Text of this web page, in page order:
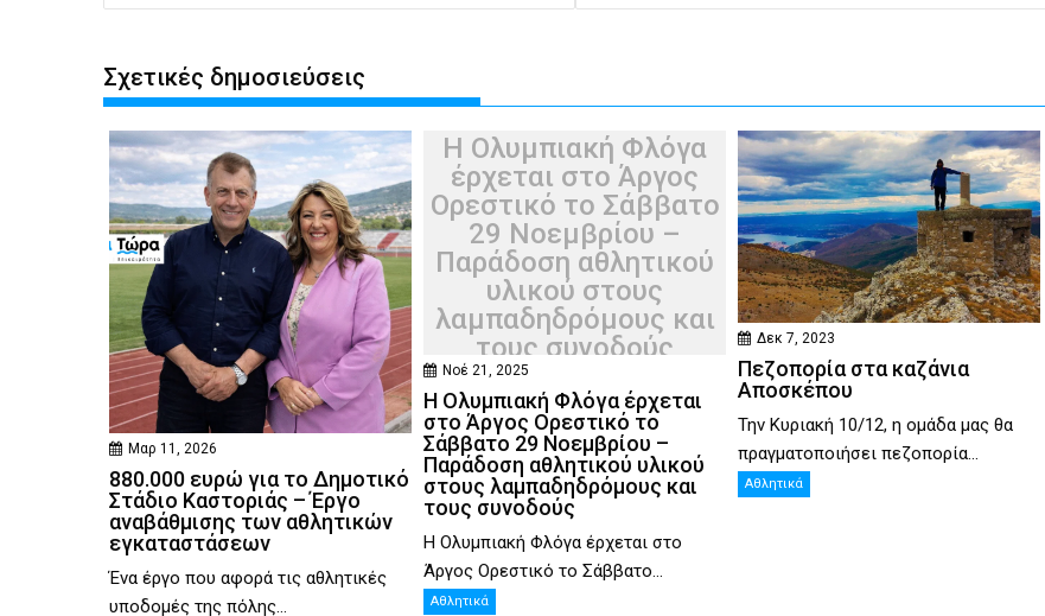
Σχετικές δημοσιεύσεις
Μαρ 11, 2026
880.000 ευρώ για το Δημοτικό
Στάδιο Καστοριάς – Έργο
αναβάθμισης των αθλητικών
εγκαταστάσεων
Ένα έργο που αφορά τις αθλητικές
υποδομές της πόλης...
Η Ολυμπιακή Φλόγα
έρχεται στο Άργος
Ορεστικό το Σάββατο
29 Νοεμβρίου –
Παράδοση αθλητικού
υλικού στους
λαμπαδηδρόμους και
τους συνοδούς
Νοέ 21, 2025
Η Ολυμπιακή Φλόγα έρχεται
στο Άργος Ορεστικό το
Σάββατο 29 Νοεμβρίου –
Παράδοση αθλητικού υλικού
στους λαμπαδηδρόμους και
τους συνοδούς
Η Ολυμπιακή Φλόγα έρχεται στο
Άργος Ορεστικό το Σάββατο...
Αθλητικά
Δεκ 7, 2023
Πεζοπορία στα καζάνια
Αποσκέπου
Την Κυριακή 10/12, η ομάδα μας θα
πραγματοποιήσει πεζοπορία...
Αθλητικά